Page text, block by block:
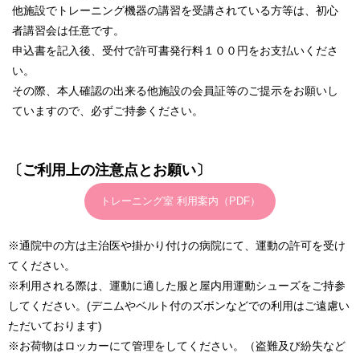
他施設でトレーニング機器の講習を受講されている方等は、初心
者講習会は任意です。
申込書を記入後、受付で許可書発行料１００円をお支払いくださ
い。
その際、本人確認の出来る他施設の会員証等のご提示をお願いし
ていますので、必ずご持参ください。
〔ご利用上の注意点とお願い〕
トレーニング室 利用案内（PDF）
※通院中の方は主治医や掛かり付けの病院にて、運動の許可を受け
てください。
※利用される際は、運動に適した服と屋内用運動シューズをご持参
してください。(デニムやベルト付のズボンなどでの利用はご遠慮い
ただいております)
※お荷物はロッカーにて管理をしてください。（盗難及び紛失など